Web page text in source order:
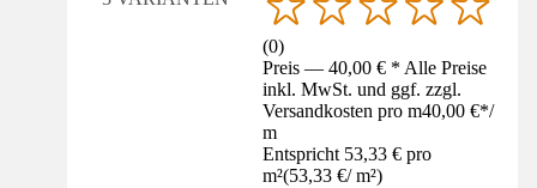
(0)
Preis — 40,00 € * Alle Preise
inkl. MwSt. und ggf. zzgl.
Versandkosten pro m40,00 €*/
m
Entspricht 53,33 € pro
m²(53,33 €/ m²)